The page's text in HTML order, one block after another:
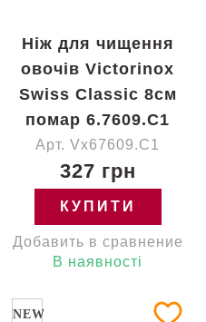
Ніж для чищення
овочів Victorinox
Swiss Classic 8см
помар 6.7609.C1
Арт. Vx67609.C1
327 грн
КУПИТИ
Добавить в сравнение
В наявності
NEW